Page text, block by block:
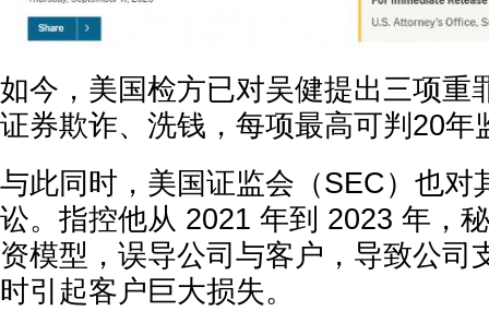
如今，美国检方已对吴健提出三项重
证券欺诈、洗钱，每项最高可判20年
与此同时，美国证监会（SEC）也对
讼。指控他从 2021 年到 2023 年，
资模型，误导公司与客户，导致公司
时引起客户巨大损失。